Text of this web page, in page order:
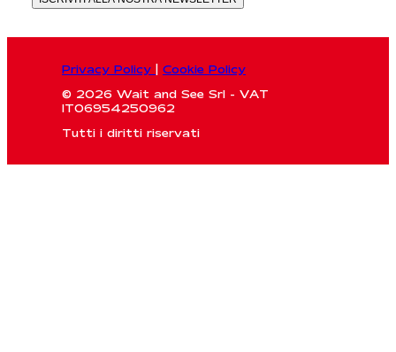
Privacy Policy
Cookie Policy
© 2026 Wait and See Srl - VAT
IT06954250962
Tutti i diritti riservati